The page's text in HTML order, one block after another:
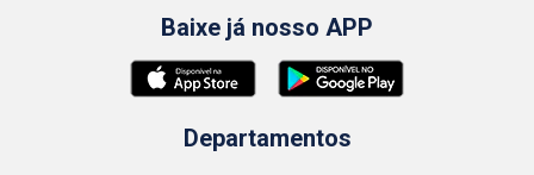
Baixe já nosso APP
Departamentos